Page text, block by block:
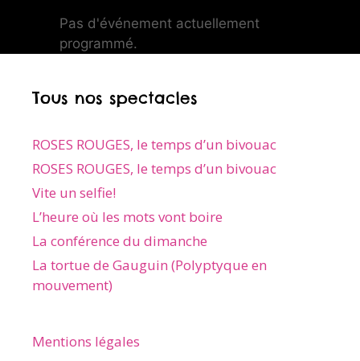
Pas d'événement actuellement
programmé.
Tous nos spectacles
ROSES ROUGES, le temps d’un bivouac
ROSES ROUGES, le temps d’un bivouac
Vite un selfie!
L’heure où les mots vont boire
La conférence du dimanche
La tortue de Gauguin (Polyptyque en
mouvement)
Mentions légales